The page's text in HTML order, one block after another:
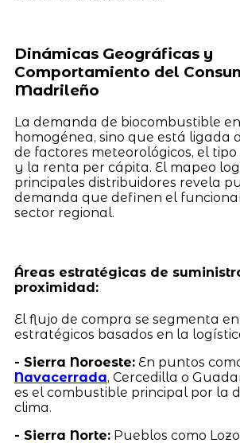
Dinámicas Geográficas y
Comportamiento del
Madrileño
La demanda de biocombustible
homogénea, sino que está ligada
de factores meteorológicos, el
y la renta per cápita. El mapeo
principales distribuidores revela
demanda que definen el
sector regional.
Áreas estratégicas de
proximidad:
El flujo de compra se segmenta
estratégicos basados en la
- Sierra Noroeste:En puntos
Navacerrada, Cercedilla o
es el combustible principal por la
clima.
- Sierra Norte:Pueblos como